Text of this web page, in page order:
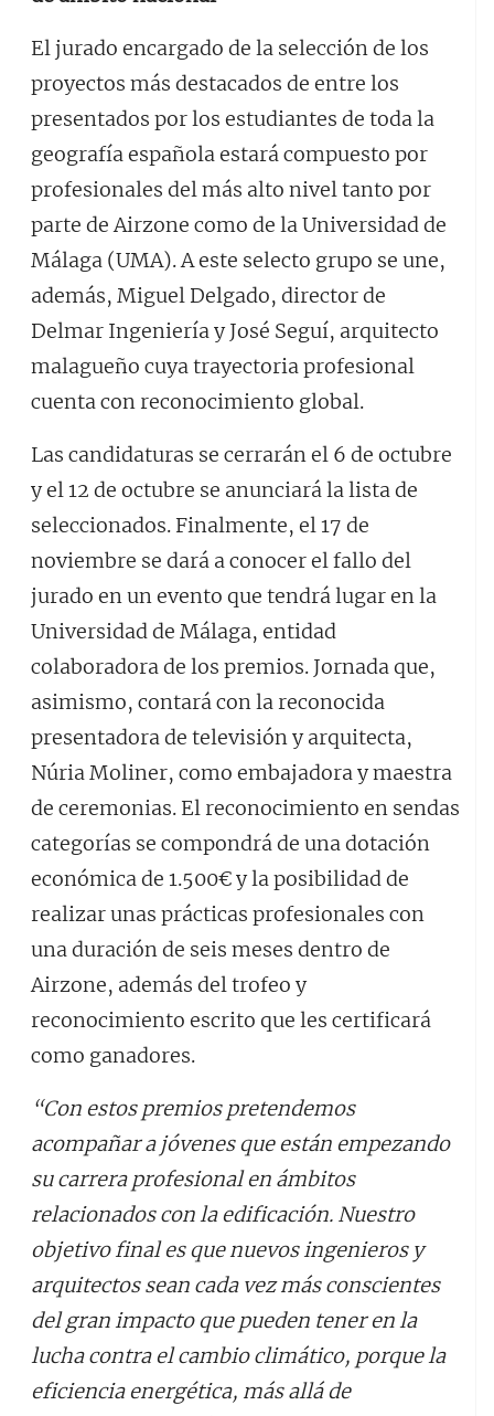
El jurado encargado de la selección de los
proyectos más destacados de entre los
presentados por los estudiantes de toda la
geografía española estará compuesto por
profesionales del más alto nivel tanto por
parte de Airzone como de la Universidad de
Málaga (UMA). A este selecto grupo se une,
además, Miguel Delgado, director de
Delmar Ingeniería y José Seguí, arquitecto
malagueño cuya trayectoria profesional
cuenta con reconocimiento global.
Las candidaturas se cerrarán el 6 de octubre
y el 12 de octubre se anunciará la lista de
seleccionados. Finalmente, el 17 de
noviembre se dará a conocer el fallo del
jurado en un evento que tendrá lugar en la
Universidad de Málaga, entidad
colaboradora de los premios. Jornada que,
asimismo, contará con la reconocida
presentadora de televisión y arquitecta,
Núria Moliner, como embajadora y maestra
de ceremonias. El reconocimiento en sendas
categorías se compondrá de una dotación
económica de 1.500€ y la posibilidad de
realizar unas prácticas profesionales con
una duración de seis meses dentro de
Airzone, además del trofeo y
reconocimiento escrito que les certificará
como ganadores.
“Con estos premios pretendemos
acompañar a jóvenes que están empezando
su carrera profesional en ámbitos
relacionados con la edificación. Nuestro
objetivo final es que nuevos ingenieros y
arquitectos sean cada vez más conscientes
del gran impacto que pueden tener en la
lucha contra el cambio climático, porque la
eficiencia energética, más allá de